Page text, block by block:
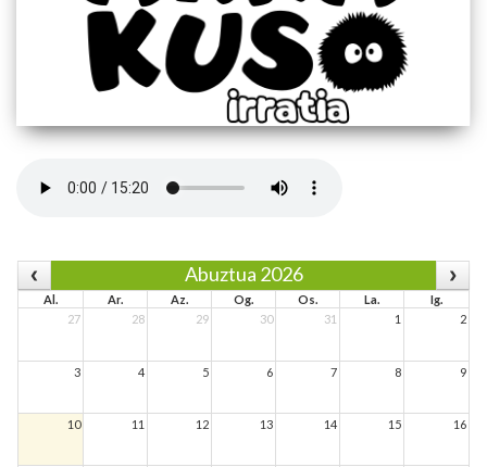
Abuztua 2026
Al. Ar. Az. Og. Os. La.
Ig.
27
28 29 30 31 1 2
3 4 5 6 7 8 9
10 11 12 13 14 15 16